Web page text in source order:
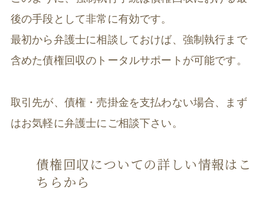
後の手段として非常に有効です。
最初から弁護士に相談しておけば、強制執行まで
含めた債権回収のトータルサポートが可能です。
取引先が、債権・売掛金を支払わない場合、まず
はお気軽に弁護士にご相談下さい。
債権回収についての詳しい情報はこ
ちらから